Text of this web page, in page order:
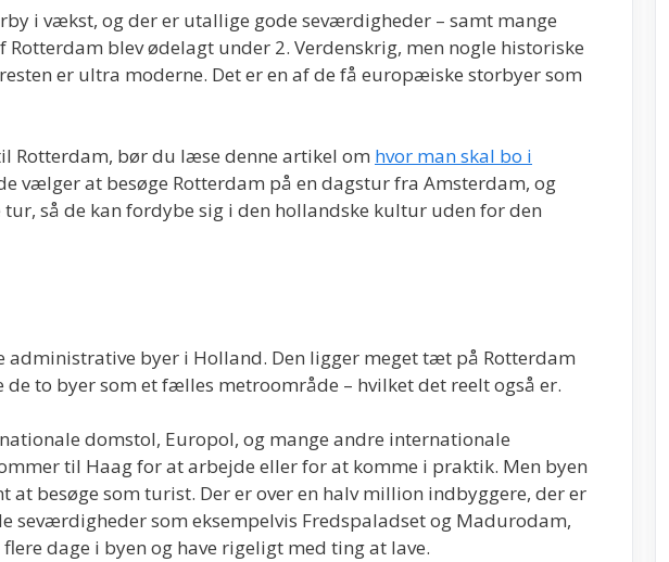
i vækst, og der er utallige gode seværdigheder – samt mange
Rotterdam blev ødelagt under 2. Verdenskrig, men nogle historiske
er ultra moderne. Det er en af de få europæiske storbyer som
Rotterdam, bør du læse denne artikel om hvor man skal bo i
vælger at besøge Rotterdam på en dagstur fra Amsterdam, og
så de kan fordybe sig i den hollandske kultur uden for den
administrative byer i Holland. Den ligger meget tæt på Rotterdam
to byer som et fælles metroområde – hvilket det reelt også er.
domstol, Europol, og mange andre internationale
til Haag for at arbejde eller for at komme i praktik. Men byen
at besøge som turist. Der er over en halv million indbyggere, der er
seværdigheder som eksempelvis Fredspaladset og Madurodam,
dage i byen og have rigeligt med ting at lave.